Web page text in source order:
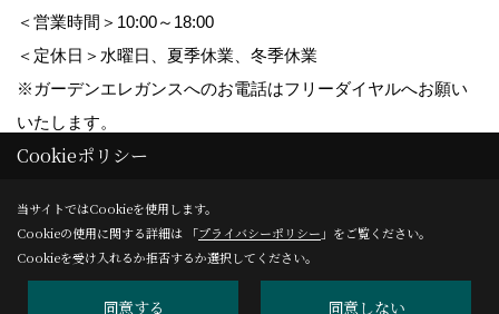
＜営業時間＞10:00～18:00
＜定休日＞水曜日、夏季休業、冬季休業
※ガーデンエレガンスへのお電話はフリーダイヤルへお願い
いたします。
Copyright (c) GARDEN ELEGANCE. All Rights Reserved.
Produced byゴデスクリエイト
_
Cookieポリシー
当サイトではCookieを使用します。
Cookieの使用に関する詳細は 「プライバシーポリシー 」をご覧ください。
Cookieを受け入れるか拒否するか選択してください。
同意する 同意しない